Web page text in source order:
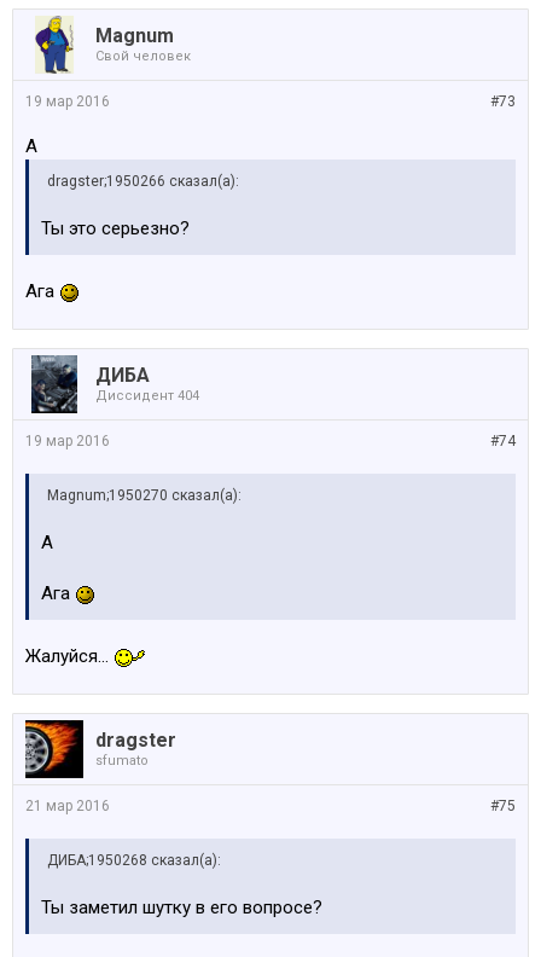
Magnum
Свой человек
#73
19 мар 2016
А
dragster;1950266 сказал(а):
Ты это серьезно?
Ага
ДИБА
Диссидент 404
#74
19 мар 2016
Magnum;1950270 сказал(а):
А
Ага
Жалуйся...
dragster
sfumato
#75
21 мар 2016
ДИБА;1950268 сказал(а):
Ты заметил шутку в его вопросе?